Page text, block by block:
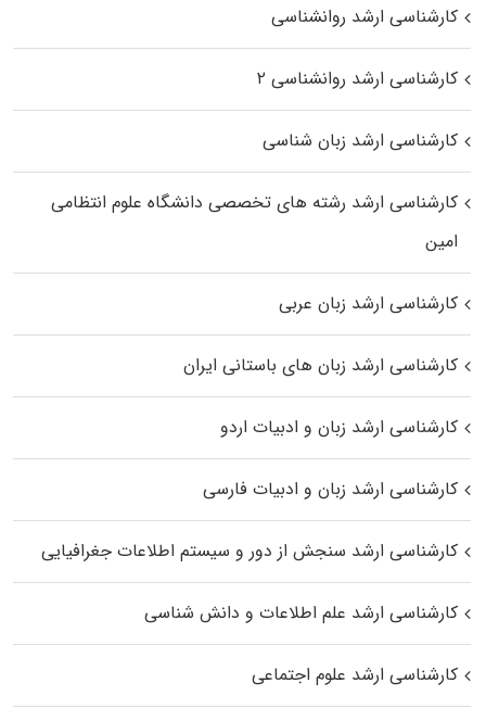
کارشناسی ارشد روانشناسی
کارشناسی ارشد روانشناسی ۲
کارشناسی ارشد زبان شناسی
کارشناسی ارشد رﺷﺘﻪ ﻫﺎی تخصصی داﻧﺸﮕﺎه ﻋﻠﻮم انتظامی
اﻣﻴﻦ
کارشناسی ارشد زبان عربی
کارشناسی ارشد زبان‌ های باستانی ایران
کارشناسی ارشد زبان و ادبیات اردو
کارشناسی ارشد زبان و ادبیات فارسی
کارشناسی ارشد سنجش از دور و سیستم اطلاعات جغرافیایی
کارشناسی ارشد علم اطلاعات و دانش شناسی
کارشناسی ارشد علوم اجتماعی